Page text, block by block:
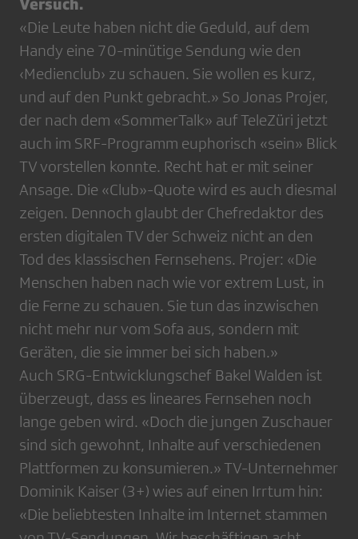
«Die Leute haben nicht die Geduld, auf dem
Handy eine 70-minütige Sendung wie den
‹Medienclub› zu schauen. Sie wollen es kurz,
und auf den Punkt gebracht.» So Jonas Projer,
der nach dem «SommerTalk» auf TeleZüri jetzt
auch im SRF-Programm euphorisch «sein» Blick
TV vorstellen konnte. Recht hat er mit seiner
Ansage. Die «Club»-Quote wird es auch diesmal
zeigen. Dennoch glaubt der Chefredaktor des
ersten digitalen TV der Schweiz nicht an den
Tod des klassischen Fernsehens. Projer: «Die
Menschen haben nach wie vor extrem Lust, in
die Ferne zu schauen. Sie tun das inzwischen
nicht mehr nur vom Sofa aus, sondern mit
Geräten, die sie immer bei sich haben.»
Auch SRG-Entwicklungschef Bakel Walden ist
überzeugt, dass es lineares Fernsehen noch
lange geben wird. «Doch die jungen Zuschauer
sind sich gewohnt, Inhalte auf verschiedenen
Plattformen zu konsumieren.» TV-Unternehmer
Dominik Kaiser (3+) wies auf einen Irrtum hin:
«Die beliebtesten Inhalte im Internet stammen